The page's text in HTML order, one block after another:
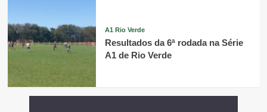
A1 Rio Verde
Resultados da 6ª rodada na Série
A1 de Rio Verde